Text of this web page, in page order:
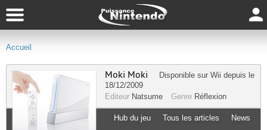
Accueil
Moki Moki Disponible sur Wii depuis le
18/12/2009
Editeur Natsume Genre Réflexion
Hub du jeu Tous les articles News